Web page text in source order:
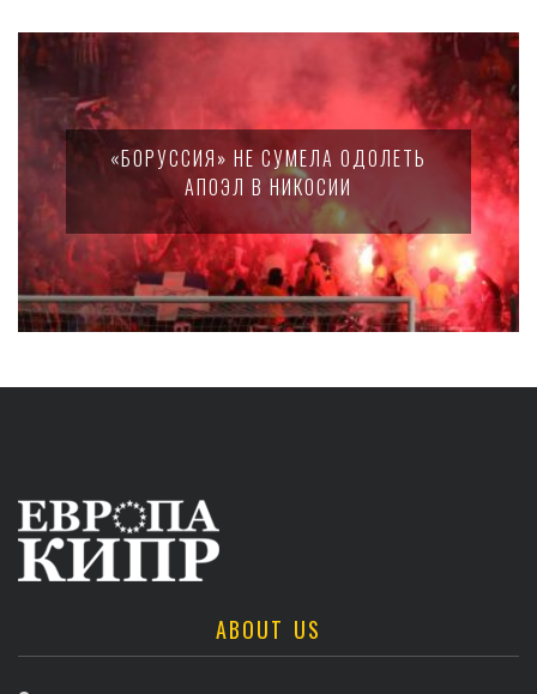
«БОРУССИЯ» НЕ СУМЕЛА ОДОЛЕТЬ
АПОЭЛ В НИКОСИИ
ABOUT US